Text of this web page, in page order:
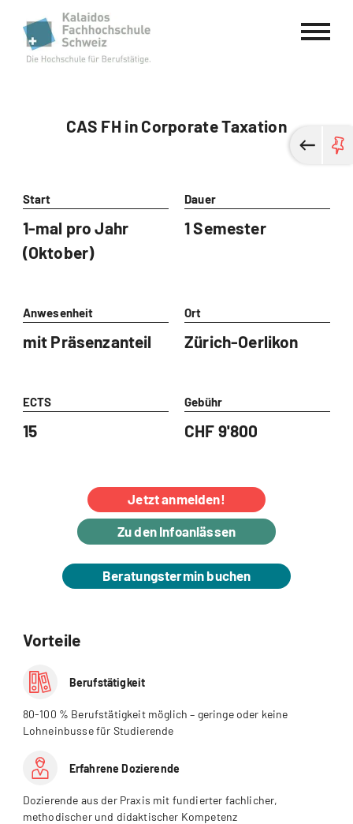
Kalaidos Fachhochschule Schweiz
CAS FH in Corporate Taxation
Start
1-mal pro Jahr
(Oktober)
Dauer
1 Semester
Anwesenheit
mit Präsenzanteil
Ort
Zürich-Oerlikon
ECTS
15
Gebühr
CHF 9'800
Jetzt anmelden!
Zu den Infoanlässen
Beratungstermin buchen
Vorteile
Berufstätigkeit
80-100 % Berufstätigkeit möglich – geringe oder keine
Lohneinbusse für Studierende
Erfahrene Dozierende
Dozierende aus der Praxis mit fundierter fachlicher,
methodischer und didaktischer Kompetenz